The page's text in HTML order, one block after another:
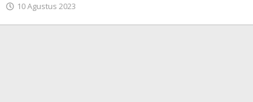
10 Agustus 2023